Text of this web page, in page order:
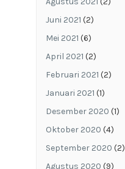
Juni 2021 (2)
Mei 2021 (6)
April 2021 (2)
Februari 2021 (2)
Januari 2021 (1)
Desember 2020 (1)
Oktober 2020 (4)
September 2020 (2)
Agustus 2020 (9)